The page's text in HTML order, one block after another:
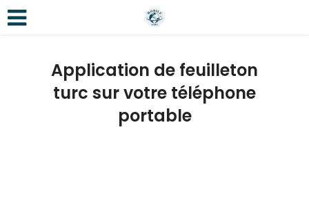
Application de feuilleton
turc sur votre téléphone
portable